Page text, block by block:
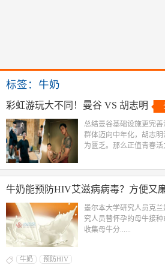
标签：牛奶
彩虹游玩大不同！曼谷 VS 胡志明
总结曼谷基础设施更完善
群体迈向中年化，胡志
为匮乏。那么正值青春活
牛奶能预防HIV艾滋病病毒？方便又
墨尔本大学研究人员克
究人员替怀孕的母牛接
收集母牛分......
牛奶 预防HIV